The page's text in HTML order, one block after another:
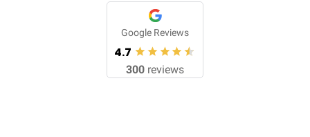
Google Reviews
4.7
300 reviews